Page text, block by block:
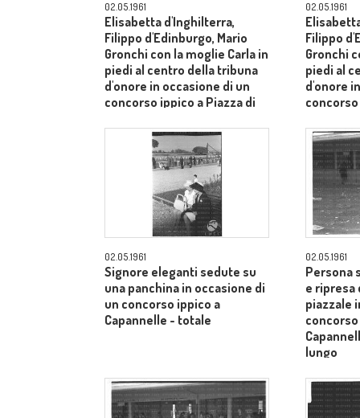
02.05.1961
Elisabetta d'Inghilterra,
Filippo d'Edinburgo, Mario
Gronchi con la moglie Carla in
piedi al centro della tribuna
d'onore in occasione di un
concorso ippico a Piazza di
02.05.1961
Filippo
Gronchi
piedi al
d'onore
02.05.1961
Signore eleganti sedute su
una panchina in occasione di
un concorso ippico a
Capannelle - totale
02.05.1961
Persona
e ripresa
piazzale
concorso
lungo